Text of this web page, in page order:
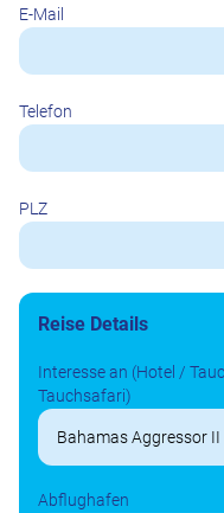
E-Mail
Telefon
PLZ
Reise Details
Interesse an (Hotel /
Tauchsafari)
Abflughafen